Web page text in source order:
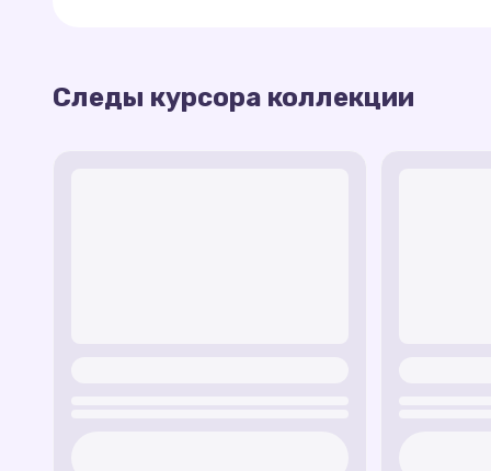
Эта коллекция создаёт магическую
Следы курсора коллекции